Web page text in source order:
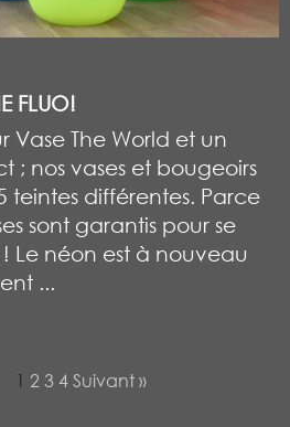
FLUO!
Vase The World et un
; nos vases et bougeoirs
teintes différentes. Parce
sont garantis pour se
Le néon est à nouveau
...
1 2 3 4 Suivant »